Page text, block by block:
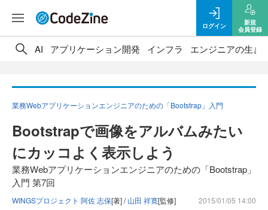
ログイン
新規
会員登録
AI アプリケーション開発 インフラ エンジニアの生き
業務Webアプリケーションエンジニアのための「Bootstrap」入門
Bootstrapで画像をアルバムみたい
にカッコよく表示しよう
業務Webアプリケーションエンジニアのための「Bootstrap」
入門 第7回
WINGSプロジェクト 阿佐 志保[著] /山田 祥寛[監修] 2015/01/05 14:00